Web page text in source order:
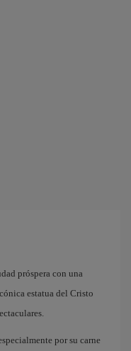
próspera con una
estatua del Cristo
por su carne